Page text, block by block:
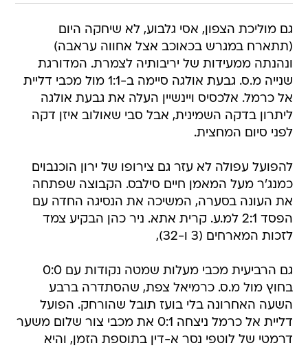
גם מוליכת הצפון, אסי גלבוע, לא שיחקה היום
(תתארח במגרש בכאוכב אצל אחווה עראבה)
ונהנתה ממעידות של יריבותיה לצמרת. המדורגת
שנייה מ.ס. גבעת אולגה סיימה ב-1:1 מול מכבי דליית
אל כרמל. אלכסיס ויינשיין העלה את גבעת אולגה
ליתרון בדקה השמינית, אבל סבי שאולוב איזן דקה
לפני סיום המחצית.
להפועל עפולה לא עזר גם צירופו של ירון הוכנבוים
כמנג'ר מעל המאמן חיים סילבס. הקבוצה שפתחה
את העונה בסערה, המשיכה את הנסיגה החדה עם
הפסד 2:1 למ.ע. קרית אתא. ניר כהן הבקיע צמד
לזכות המארחים (3 ו-32),
גם הרביעית מכבי מעלות שמטה נקודות עם 0:0
בחוץ מול מ.ס. כרמיאל צפת, שהסתדרה ברבע
השעה האחרונה בלי בועז תובל שהורחק. הפועל
דליית אל כרמל ניצחה 0:1 את מכבי צור שלום משער
דרמטי של לוטפי נסר א-דין בתוספת הזמן, והיא